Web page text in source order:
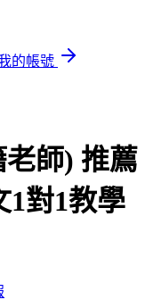
的帳號
師) 推薦
1對1教學